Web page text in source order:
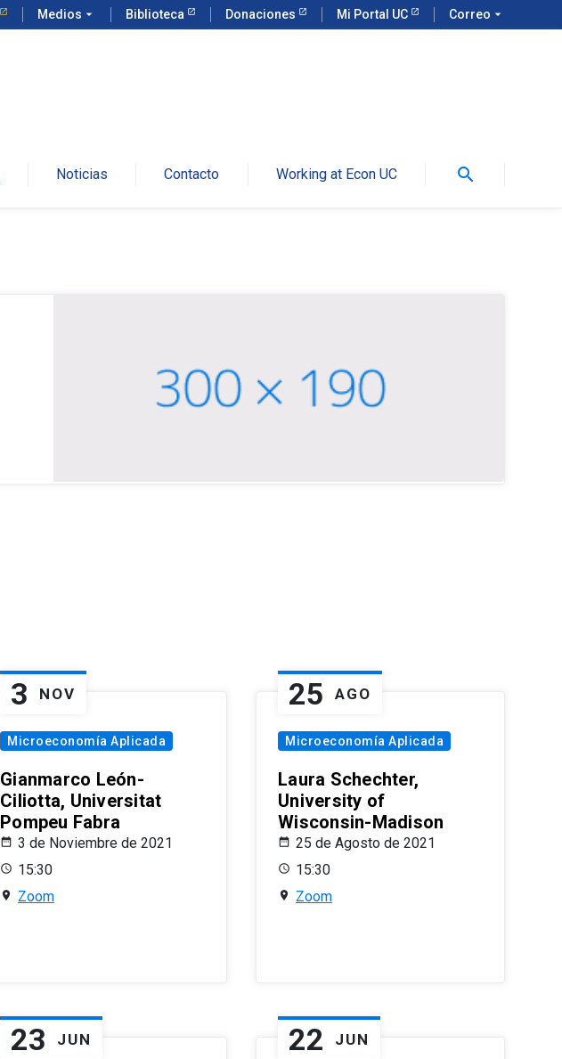
Medios arrow_drop_down Biblioteca Donaciones Mi Portal UC Correo arrow_drop_down
Noticias Contacto Working at Econ UC search
3 NOV
Microeconomía Aplicada
Gianmarco León-
Ciliotta, Universitat
Pompeu Fabra
3 de Noviembre de 2021
15:30
Zoom
25 AGO
Microeconomía Aplicada
Laura Schechter,
University of
Wisconsin-Madison
25 de Agosto de 2021
15:30
Zoom
23 JUN 22 JUN